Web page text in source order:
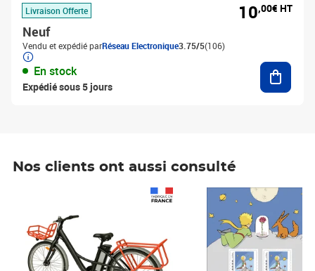
Livraison Offerte
Neuf
Vendu et expédié parRéseau Electronique3.75/5(106)
En stock
Expédié sous 5 jours
10,00€ HT
Nos clients ont aussi consulté
Prix 6,25€ HT